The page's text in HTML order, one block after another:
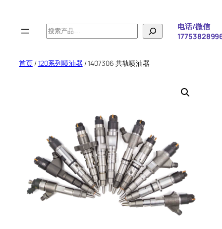
搜
索
电话/微信
首页/120系列喷油器 / 1407306 共轨喷油器